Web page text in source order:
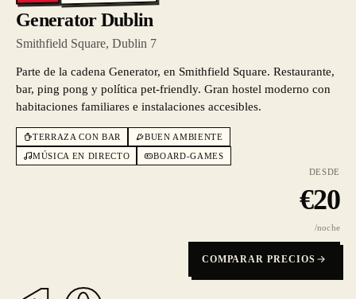
Generator Dublin
Smithfield Square, Dublin 7
Parte de la cadena Generator, en Smithfield Square. Restaurante,
bar, ping pong y política pet-friendly. Gran hostel moderno con
habitaciones familiares e instalaciones accesibles.
TERRAZA CON BAR
BUEN AMBIENTE
MÚSICA EN DIRECTO
BOARD-GAMES
DESDE
€20
/noche
COMPARAR PRECIOS